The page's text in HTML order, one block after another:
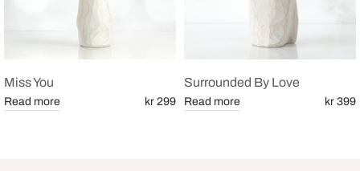
Miss You
kr 299
Read more
Surrounded By Love
kr 399
Read more